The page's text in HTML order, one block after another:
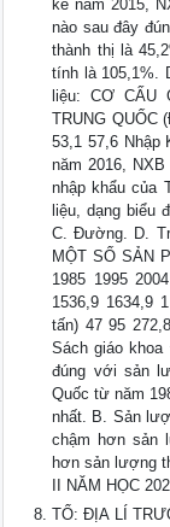
kê năm 2015,
nào sau đây
thành thị là
tính là 105,1%.
liệu: CƠ CẤU
TRUNG QUỐC
53,1 57,6 Nhập
năm 2016,
nhập khẩu của
liệu, dạng biểu
C. Đường. D.
MỘT SỐ SẢN
1985 1995
1536,9 1634,9
tấn) 47 95
Sách giáo
đúng với sản
Quốc từ năm
nhất. B. Sản
chậm hơn sản
hơn sản lượng
II NĂM HỌC
TỔ: ĐỊA LÍ